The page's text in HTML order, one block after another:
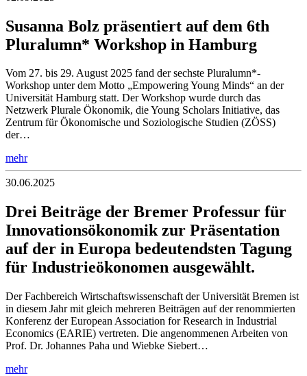
Susanna Bolz präsentiert auf dem 6th
Pluralumn* Workshop in Hamburg
Vom 27. bis 29. August 2025 fand der sechste Pluralumn*-
Workshop unter dem Motto „Empowering Young Minds“ an der
Universität Hamburg statt. Der Workshop wurde durch das
Netzwerk Plurale Ökonomik, die Young Scholars Initiative, das
Zentrum für Ökonomische und Soziologische Studien (ZÖSS)
der…
mehr
30.06.2025
Drei Beiträge der Bremer Professur für
Innovationsökonomik zur Präsentation
auf der in Europa bedeutendsten Tagung
für Industrieökonomen ausgewählt.
Der Fachbereich Wirtschaftswissenschaft der Universität Bremen ist
in diesem Jahr mit gleich mehreren Beiträgen auf der renommierten
Konferenz der European Association for Research in Industrial
Economics (EARIE) vertreten. Die angenommenen Arbeiten von
Prof. Dr. Johannes Paha und Wiebke Siebert…
mehr